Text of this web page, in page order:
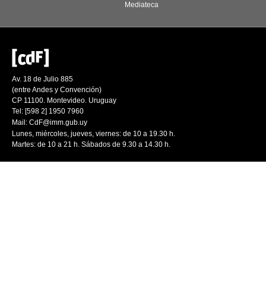
Mediateca
Av. 18 de Julio 885
(entre Andes y Convención)
CP 11100. Montevideo. Uruguay
Tel: [598 2] 1950 7960
Mail: CdF@imm.gub.uy
Lunes, miércoles, jueves, viernes: de 10 a 19.30 h.
Martes: de 10 a 21 h. Sábados de 9.30 a 14.30 h.